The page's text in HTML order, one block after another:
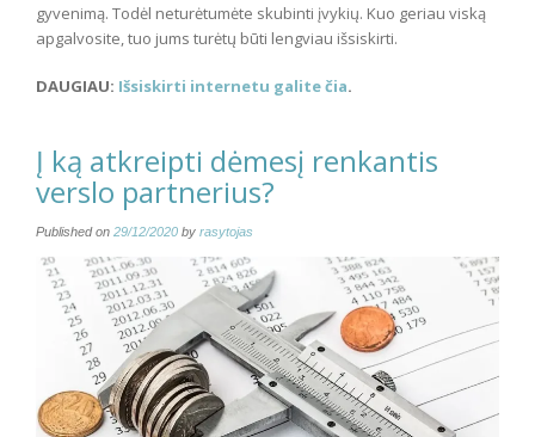
gyvenimą. Todėl neturėtumėte skubinti įvykių. Kuo geriau viską
apgalvosite, tuo jums turėtų būti lengviau išsiskirti.
DAUGIAU: Išsiskirti internetu galite čia.
Į ką atkreipti dėmesį renkantis
verslo partnerius?
Published on 29/12/2020 by rasytojas